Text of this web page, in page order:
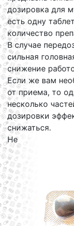
дозировка для
есть одну
количество
В случае
сильная
снижение
Если же вам
от приема, то
несколько
дозировки
снижаться.
Не